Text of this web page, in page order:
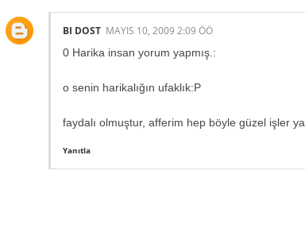
BI DOST MAYIS 10, 2009 2:09 ÖÖ
0 Harika insan yorum yapmış.:
o senin harikalığın ufaklık:P
faydalı olmuştur, afferim hep böyle güzel işler
Yanıtla